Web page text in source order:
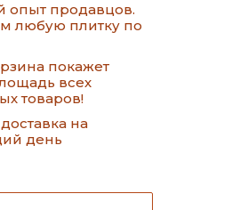
опыт продавцов.
любую плитку по
покажет
всех
товаров!
на
день